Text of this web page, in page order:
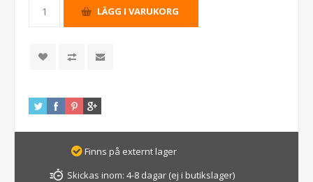
Finns på externt lager
Skickas inom: 4-8 dagar (ej i butikslager)